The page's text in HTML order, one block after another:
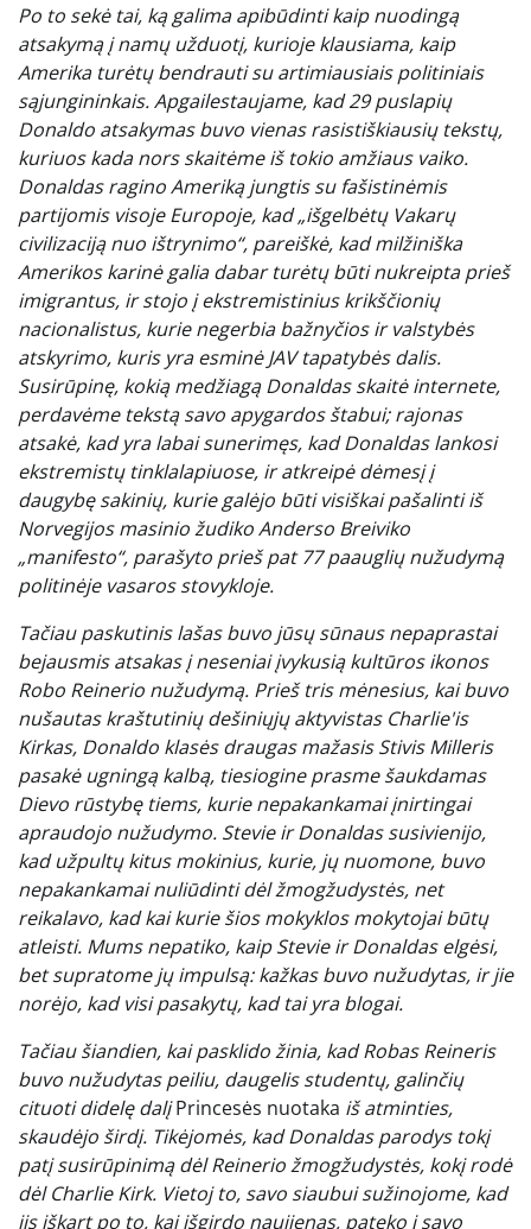
Po to sekė tai, ką galima apibūdinti kaip nuodingą
atsakymą į namų užduotį, kurioje klausiama, kaip
Amerika turėtų bendrauti su artimiausiais politiniais
sąjungininkais. Apgailestaujame, kad 29 puslapių
Donaldo atsakymas buvo vienas rasistiškiausių tekstų,
kuriuos kada nors skaitėme iš tokio amžiaus vaiko.
Donaldas ragino Ameriką jungtis su fašistinėmis
partijomis visoje Europoje, kad „išgelbėtų Vakarų
civilizaciją nuo ištrynimo“, pareiškė, kad milžiniška
Amerikos karinė galia dabar turėtų būti nukreipta prieš
imigrantus, ir stojo į ekstremistinius krikščionių
nacionalistus, kurie negerbia bažnyčios ir valstybės
atskyrimo, kuris yra esminė JAV tapatybės dalis.
Susirūpinę, kokią medžiagą Donaldas skaitė internete,
perdavėme tekstą savo apygardos štabui; rajonas
atsakė, kad yra labai sunerimęs, kad Donaldas lankosi
ekstremistų tinklalapiuose, ir atkreipė dėmesį į
daugybę sakinių, kurie galėjo būti visiškai pašalinti iš
Norvegijos masinio žudiko Anderso Breiviko
„manifesto“, parašyto prieš pat 77 paauglių nužudymą
politinėje vasaros stovykloje.
Tačiau paskutinis lašas buvo jūsų sūnaus nepaprastai
bejausmis atsakas į neseniai įvykusią kultūros ikonos
Robo Reinerio nužudymą. Prieš tris mėnesius, kai buvo
nušautas kraštutinių dešiniųjų aktyvistas Charlie'is
Kirkas, Donaldo klasės draugas mažasis Stivis Milleris
pasakė ugningą kalbą, tiesiogine prasme šaukdamas
Dievo rūstybę tiems, kurie nepakankamai įnirtingai
apraudojo nužudymo. Stevie ir Donaldas susivienijo,
kad užpultų kitus mokinius, kurie, jų nuomone, buvo
nepakankamai nuliūdinti dėl žmogžudystės, net
reikalavo, kad kai kurie šios mokyklos mokytojai būtų
atleisti. Mums nepatiko, kaip Stevie ir Donaldas elgėsi,
bet supratome jų impulsą: kažkas buvo nužudytas, ir jie
norėjo, kad visi pasakytų, kad tai yra blogai.
Tačiau šiandien, kai pasklido žinia, kad Robas Reineris
buvo nužudytas peiliu, daugelis studentų, galinčių
cituoti didelę dalįPrincesės nuotaka iš atminties,
skaudėjo širdį. Tikėjomės, kad Donaldas parodys tokį
patį susirūpinimą dėl Reinerio žmogžudystės, kokį rodė
dėl Charlie Kirk. Vietoj to, savo siaubui sužinojome, kad
jis iškart po to, kai išgirdo naujienas, pateko į savo